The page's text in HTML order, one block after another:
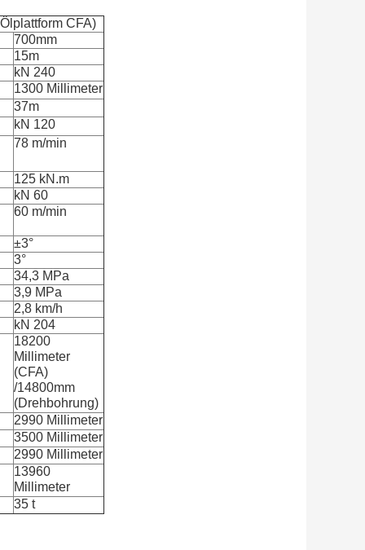
CFA)
700mm
15m
kN 240
1300 Millimeter
37m
kN 120
78 m/min
125 kN.m
kN 60
60 m/min
±3°
3°
34,3 MPa
3,9 MPa
2,8 km/h
kN 204
18200
Millimeter
(CFA)
/14800mm
(Drehbohrung)
2990 Millimeter
3500 Millimeter
2990 Millimeter
13960
Millimeter
35 t